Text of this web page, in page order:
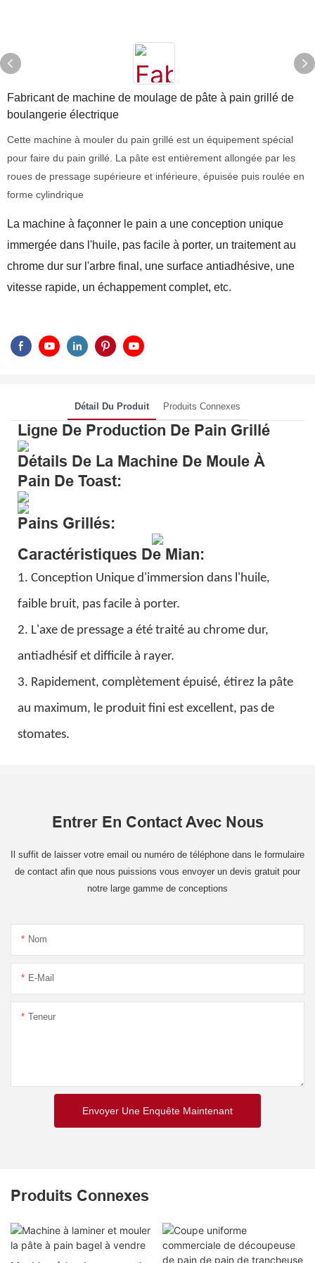
Fabricant de machine de moulage de pâte à pain grillé de
boulangerie électrique
Cette machine à mouler du pain grillé est un équipement spécial
pour faire du pain grillé. La pâte est entièrement allongée par les
roues de pressage supérieure et inférieure, épuisée puis roulée en
forme cylindrique
La machine à façonner le pain a une conception unique
immergée dans l'huile, pas facile à porter, un traitement au
chrome dur sur l'arbre final, une surface antiadhésive, une
vitesse rapide, un échappement complet, etc.
Détail Du Produit Produits Connexes
Ligne De Production De Pain Grillé
Détails De La Machine De Moule À
Pain De Toast:
Pains Grillés:
Caractéristiques De Mian:
1. Conception Unique d'immersion dans l'huile,
faible bruit, pas facile à porter.
2. L'axe de pressage a été traité au chrome dur,
antiadhésif et difficile à rayer.
3. Rapidement, complètement épuisé, étirez la pâte
au maximum, le produit fini est excellent, pas de
stomates.
Entrer En Contact Avec Nous
Il suffit de laisser votre email ou numéro de téléphone dans le formulaire
de contact afin que nous puissions vous envoyer un devis gratuit pour
notre large gamme de conceptions
Nom
E-Mail
Teneur
Envoyer Une Enquête Maintenant
Produits Connexes